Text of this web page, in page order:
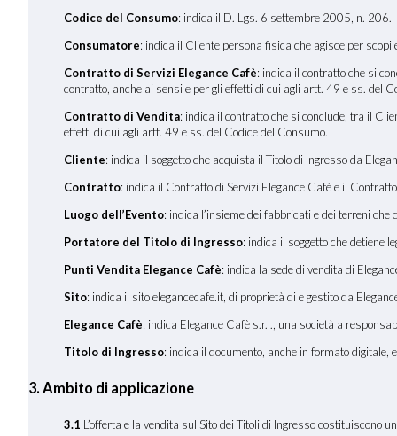
Codice del Consumo: indica il D. Lgs. 6 settembre 2005, n. 206.
Consumatore: indica il Cliente persona fisica che agisce per
Contratto di Servizi Elegance Cafè: indica il contratto che si
contratto, anche ai sensi e per gli effetti di cui agli artt. 49 e ss. del
Contratto di Vendita: indica il contratto che si conclude, tra il
effetti di cui agli artt. 49 e ss. del Codice del Consumo.
Cliente: indica il soggetto che acquista il Titolo di Ingresso da
Contratto: indica il Contratto di Servizi Elegance Cafè e il
Luogo dell’Evento: indica l’insieme dei fabbricati e dei terreni
Portatore del Titolo di Ingresso: indica il soggetto che detiene
Punti Vendita Elegance Cafè: indica la sede di vendita di
Sito: indica il sito elegancecafe.it, di proprietà di e gestito da
Elegance Cafè: indica Elegance Cafè s.r.l., una società a
Titolo di Ingresso: indica il documento, anche in formato digitale,
3. Ambito di applicazione
3.1 L’offerta e la vendita sul Sito dei Titoli di Ingresso